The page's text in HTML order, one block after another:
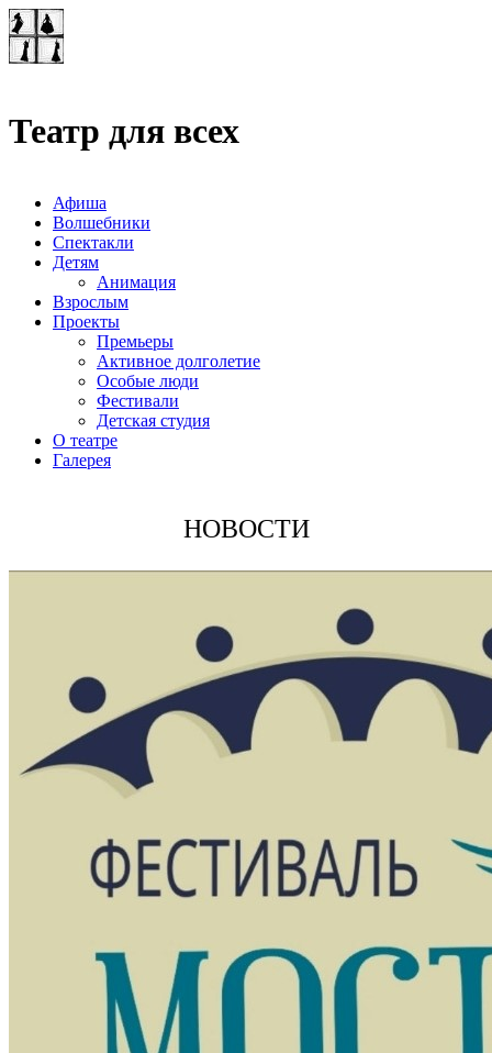
Театр для всех
Афиша
Волшебники
Спектакли
Детям
Анимация
Взрослым
Проекты
Премьеры
Активное долголетие
Особые люди
Фестивали
Детская студия
О театре
Галерея
НОВОСТИ